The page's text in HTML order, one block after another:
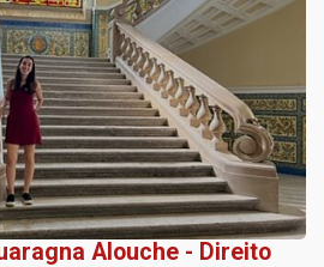
Alouche - Direito